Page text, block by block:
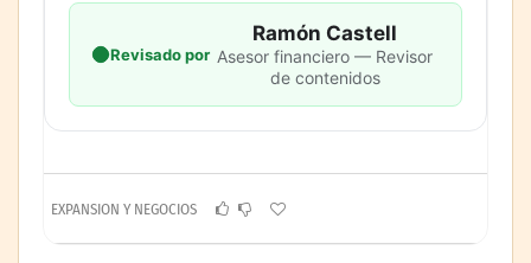
Revisado por
Ramón Castell
Asesor financiero — Revisor
de contenidos
EXPANSION Y NEGOCIOS